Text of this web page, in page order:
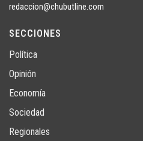
redaccion@chubutline.com
SECCIONES
Política
Opinión
Economía
Sociedad
Regionales